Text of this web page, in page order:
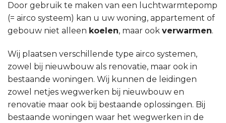
Door gebruik te maken van een luchtwarmtepomp
(= airco systeem) kan u uw woning, appartement of
gebouw niet alleen koelen, maar ook verwarmen.
Wij plaatsen verschillende type airco systemen,
zowel bij nieuwbouw als renovatie, maar ook in
bestaande woningen. Wij kunnen de leidingen
zowel netjes wegwerken bij nieuwbouw en
renovatie maar ook bij bestaande oplossingen. Bij
bestaande woningen waar het wegwerken in de